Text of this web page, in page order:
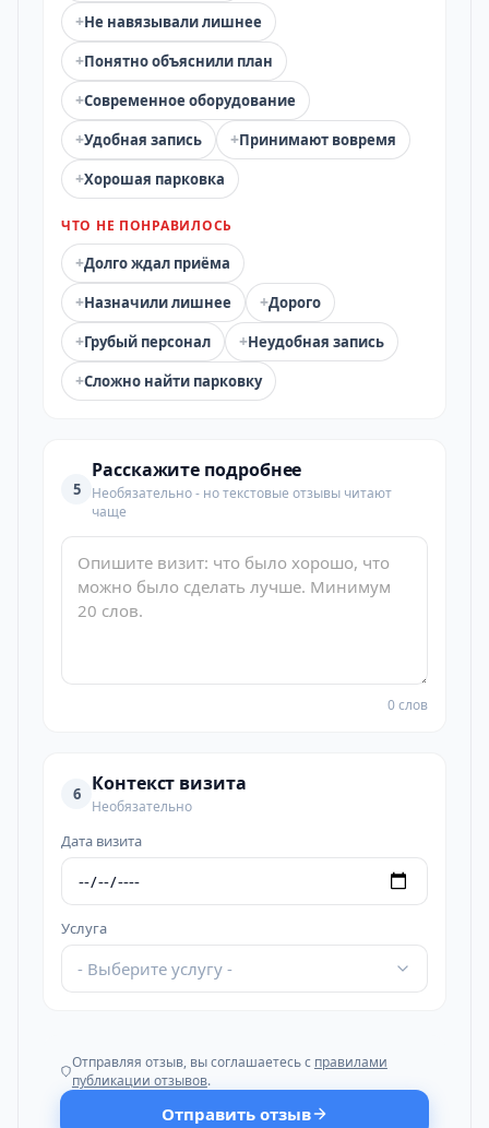
+Не навязывали лишнее
+Понятно объяснили план
+Современное оборудование
+Удобная запись +Принимают вовремя
+Хорошая парковка
ЧТО НЕ ПОНРАВИЛОСЬ
+Долго ждал приёма
+Назначили лишнее +Дорого
+Грубый персонал +Неудобная запись
+Сложно найти парковку
5
Расскажите подробнее
Необязательно - но текстовые отзывы читают
чаще
0 слов
6 Контекст визита
Необязательно
Дата визита
Услуга
- Выберите услугу -
Отправляя отзыв, вы соглашаетесь с правилами
публикации отзывов.
Отправить отзыв